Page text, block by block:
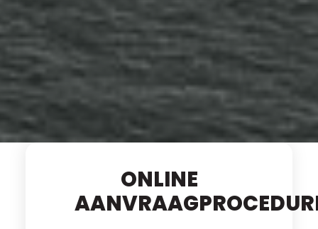
ONLINE